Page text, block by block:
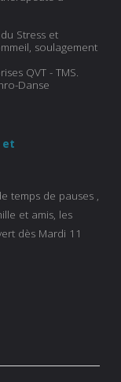
Stress et
soulagement
QVT - TMS.
Danse
et
temps de pauses ,
et amis, les
dès Mardi 11